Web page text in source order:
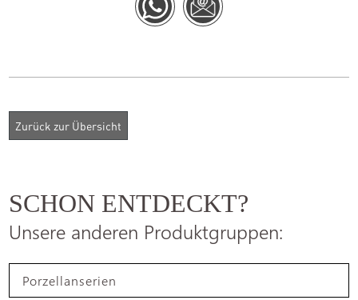
SCHON ENTDECKT?
Unsere anderen Produktgruppen:
Porzellanserien